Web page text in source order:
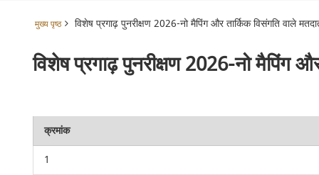
मुख्य पृष्ठ विशेष प्रगाढ़ पुनरीक्षण 2026-नो मैपिंग और तार्किक विसंगति वाले
विशेष प्रगाढ़ पुनरीक्षण 2026-नो मैपिंग
क्रमांक
1